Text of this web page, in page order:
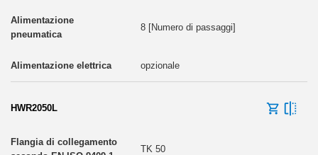
8 [Numero di passaggi]
opzionale
HWR2050L
TK 50